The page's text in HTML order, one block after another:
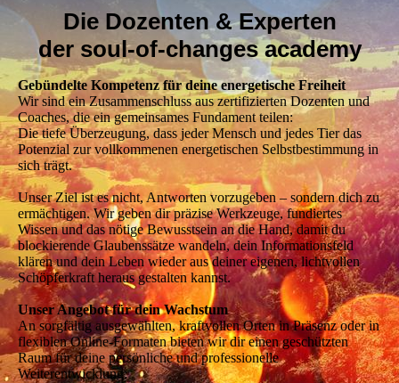
Die Dozenten & Experten
der soul-of-changes academy
Gebündelte Kompetenz für deine energetische Freiheit
Wir sind ein Zusammenschluss aus zertifizierten Dozenten und
Coaches, die ein gemeinsames Fundament teilen:
Die tiefe Überzeugung, dass jeder Mensch und jedes Tier das
Potenzial zur vollkommenen energetischen Selbstbestimmung in
sich trägt.
Unser Ziel ist es nicht, Antworten vorzugeben – sondern dich zu
ermächtigen. Wir geben dir präzise Werkzeuge, fundiertes
Wissen und das nötige Bewusstsein an die Hand, damit du
blockierende Glaubenssätze wandeln, dein Informationsfeld
klären und dein Leben wieder aus deiner eigenen, lichtvollen
Schöpferkraft heraus gestalten kannst.
Unser Angebot für dein Wachstum
An sorgfältig ausgewählten, kraftvollen Orten in Präsenz oder in
flexiblen Online-Formaten bieten wir dir einen geschützten
Raum für deine persönliche und professionelle
Weiterentwicklung: